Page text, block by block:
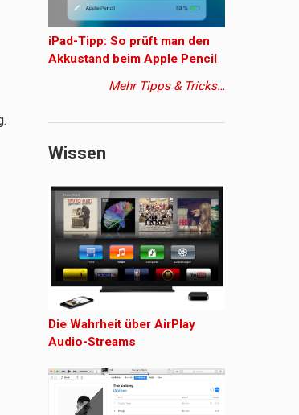
iPad-Tipp: So prüft man den
Akkustand beim Apple Pencil
Mehr Tipps & Tricks…
Wissen
Die Wahrheit über AirPlay
Audio-Streams